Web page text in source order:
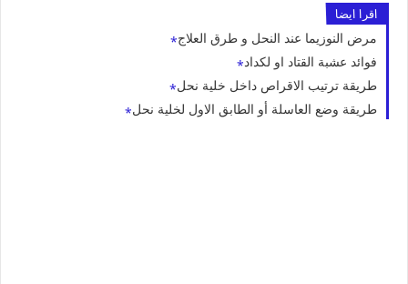
اقرا ايضا
مرض النوزيما عند النحل و طرق العلاج
فوائد عشبة القتاد او لكداد
طريقة ترتيب الاقراص داخل خلية نحل
طريقة وضع العاسلة أو الطابق الاول لخلية نحل